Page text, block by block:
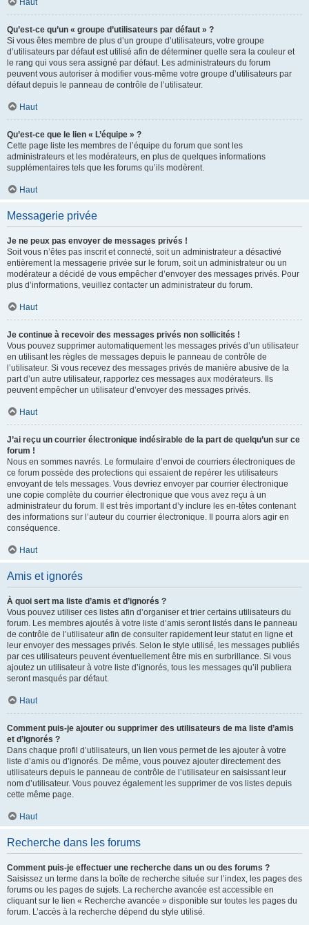
Haut
Qu’est-ce qu’un « groupe d’utilisateurs par défaut » ?
Si vous êtes membre de plus d’un groupe d’utilisateurs, votre groupe
d’utilisateurs par défaut est utilisé afin de déterminer quelle sera la couleur et
le rang qui vous sera assigné par défaut. Les administrateurs du forum
peuvent vous autoriser à modifier vous-même votre groupe d’utilisateurs par
défaut depuis le panneau de contrôle de l’utilisateur.
Haut
Qu’est-ce que le lien « L’équipe » ?
Cette page liste les membres de l’équipe du forum que sont les
administrateurs et les modérateurs, en plus de quelques informations
supplémentaires tels que les forums qu’ils modèrent.
Haut
Messagerie privée
Je ne peux pas envoyer de messages privés !
Soit vous n’êtes pas inscrit et connecté, soit un administrateur a désactivé
entièrement la messagerie privée sur le forum, soit un administrateur ou un
modérateur a décidé de vous empêcher d’envoyer des messages privés. Pour
plus d’informations, veuillez contacter un administrateur du forum.
Haut
Je continue à recevoir des messages privés non sollicités !
Vous pouvez supprimer automatiquement les messages privés d’un utilisateur
en utilisant les règles de messages depuis le panneau de contrôle de
l’utilisateur. Si vous recevez des messages privés de manière abusive de la
part d’un autre utilisateur, rapportez ces messages aux modérateurs. Ils
peuvent empêcher un utilisateur d’envoyer des messages privés.
Haut
J’ai reçu un courrier électronique indésirable de la part de quelqu’un sur ce
forum !
Nous en sommes navrés. Le formulaire d’envoi de courriers électroniques de
ce forum possède des protections qui essaient de repérer les utilisateurs
envoyant de tels messages. Vous devriez envoyer par courrier électronique
une copie complète du courrier électronique que vous avez reçu à un
administrateur du forum. Il est très important d’y inclure les en-têtes contenant
des informations sur l’auteur du courrier électronique. Il pourra alors agir en
conséquence.
Haut
Amis et ignorés
À quoi sert ma liste d’amis et d’ignorés ?
Vous pouvez utiliser ces listes afin d’organiser et trier certains utilisateurs du
forum. Les membres ajoutés à votre liste d’amis seront listés dans le panneau
de contrôle de l’utilisateur afin de consulter rapidement leur statut en ligne et
leur envoyer des messages privés. Selon le style utilisé, les messages publiés
par ces utilisateurs peuvent éventuellement être mis en surbrillance. Si vous
ajoutez un utilisateur à votre liste d’ignorés, tous les messages qu’il publiera
seront masqués par défaut.
Haut
Comment puis-je ajouter ou supprimer des utilisateurs de ma liste d’amis
et d’ignorés ?
Dans chaque profil d’utilisateurs, un lien vous permet de les ajouter à votre
liste d’amis ou d’ignorés. De même, vous pouvez ajouter directement des
utilisateurs depuis le panneau de contrôle de l’utilisateur en saisissant leur
nom d’utilisateur. Vous pouvez également les supprimer de vos listes depuis
cette même page.
Haut
Recherche dans les forums
Comment puis-je effectuer une recherche dans un ou des forums ?
Saisissez un terme dans la boîte de recherche située sur l’index, les pages des
forums ou les pages de sujets. La recherche avancée est accessible en
cliquant sur le lien « Recherche avancée » disponible sur toutes les pages du
forum. L’accès à la recherche dépend du style utilisé.